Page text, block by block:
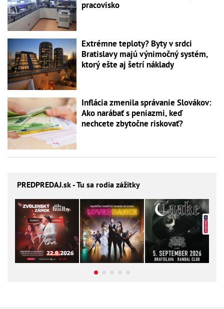
pracovisko
Extrémne teploty? Byty v srdci
Bratislavy majú výnimočný systém,
ktorý ešte aj šetrí náklady
Inflácia zmenila správanie Slovákov:
Ako narábať s peniazmi, keď
nechcete zbytočne riskovať?
PREDPREDAJ.sk - Tu sa rodia zážitky